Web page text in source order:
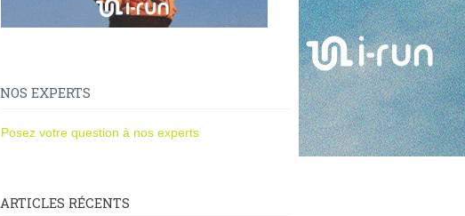
NOS EXPERTS
Posez votre question à nos experts
ARTICLES RÉCENTS